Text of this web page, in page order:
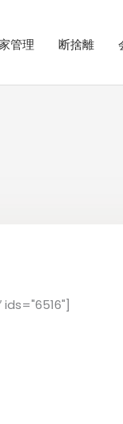
管理 断捨離
ids="6516"]